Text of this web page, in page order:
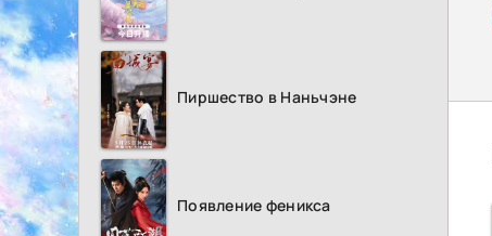
Пиршество в Наньчэне
Появление феникса